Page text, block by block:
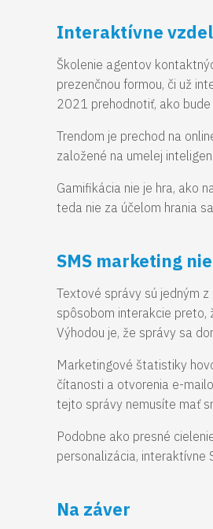
Interaktívne
Školenie agentov
prezenčnou formou, či už
2021 prehodnotiť, ako
Trendom je prechod na
založené na umelej
Gamifikácia nie je hra, ako
teda nie za účelom hrania
SMS marketing
Textové správy sú jedným
spôsobom interakcie preto,
Výhodou je, že správy sa
Marketingové štatistiky
čítanosti a otvorenia e-
tejto správy nemusíte mať
Podobne ako presné
personalizácia, interaktívne
Na záver